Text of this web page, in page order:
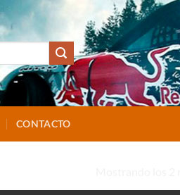
CONTACTO